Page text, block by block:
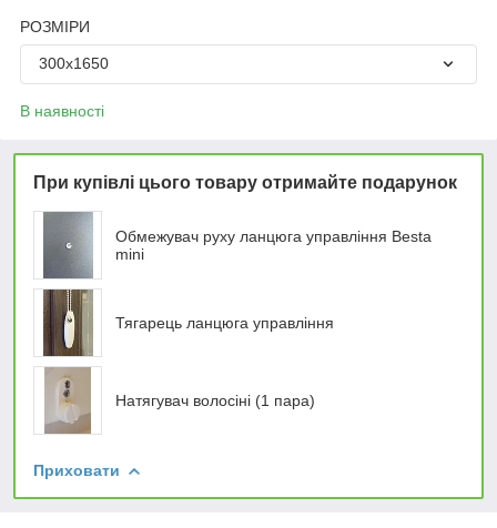
РОЗМІРИ
300х1650
В наявності
При купівлі цього товару отримайте подарунок
Обмежувач руху ланцюга управління Besta
mini
Тягарець ланцюга управління
Натягувач волосіні (1 пара)
Приховати